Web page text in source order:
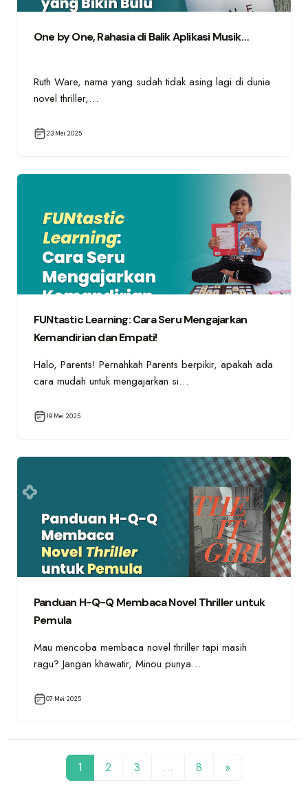
One by One, Rahasia di Balik Aplikasi Musik…
Ruth Ware, nama yang sudah tidak asing lagi di dunia
novel thriller,…
23 Mei 2025
FUNtastic Learning: Cara Seru Mengajarkan
Kemandirian dan Empati!
Halo, Parents! Pernahkah Parents berpikir, apakah ada
cara mudah untuk mengajarkan si…
19 Mei 2025
Panduan H-Q-Q Membaca Novel Thriller untuk
Pemula
Mau mencoba membaca novel thriller tapi masih
ragu? Jangan khawatir, Minou punya…
07 Mei 2025
1 2 3 … 8 »